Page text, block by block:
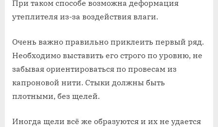
При таком способе возможна деформация
утеплителя из-за воздействия влаги.
Очень важно правильно приклеить первый ряд.
Необходимо выставить его строго по уровню, не
забывая ориентироваться по провесам из
капроновой нити. Стыки должны быть
плотными, без щелей.
Иногда щели всё же образуются и их не удается